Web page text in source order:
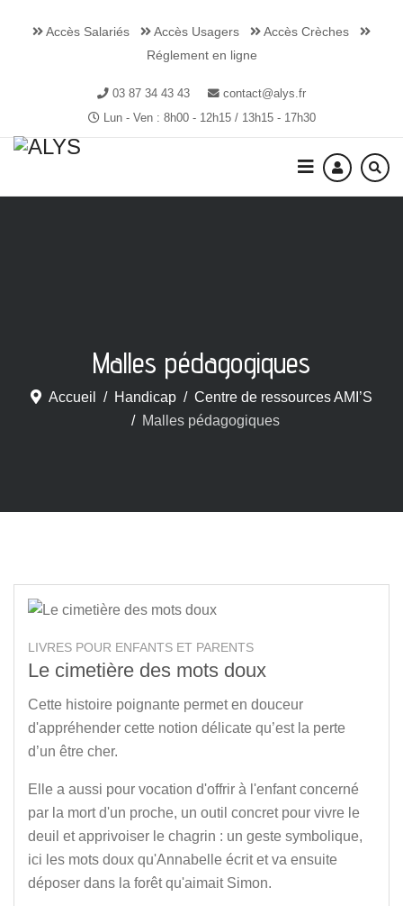
Accès Salariés Accès Usagers
Accès Crèches
Réglement en ligne
03 87 34 43 43
contact@alys.fr
Lun - Ven : 8h00 - 12h15 / 13h15 - 17h30
Malles pédagogiques
Accueil Handicap
Centre de ressources AMI’S
Malles pédagogiques
LIVRES POUR ENFANTS ET PARENTS
Le cimetière des mots doux
Cette histoire poignante permet en douceur
d'appréhender cette notion délicate qu’est la perte
d’un être cher.
Elle a aussi pour vocation d'offrir à l'enfant concerné
par la mort d'un proche, un outil concret pour vivre le
deuil et apprivoiser le chagrin : un geste symbolique,
ici les mots doux qu'Annabelle écrit et va ensuite
déposer dans la forêt qu'aimait Simon.